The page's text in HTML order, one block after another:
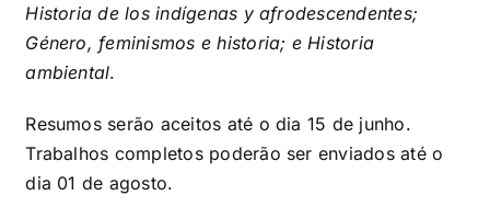
Historia de los indígenas y afrodescendentes;
Género, feminismos e historia; e Historia
ambiental.
Resumos serão aceitos até o dia 15 de junho.
Trabalhos completos poderão ser enviados até o
dia 01 de agosto.